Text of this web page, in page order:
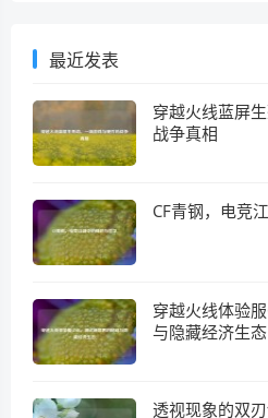
最近发表
穿越火线蓝屏
战争真相
CF青钢，电竞
穿越火线体验
与隐藏经济生态
透视现象的双